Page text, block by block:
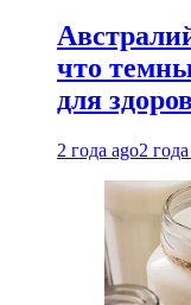
что
для
2 года ago2